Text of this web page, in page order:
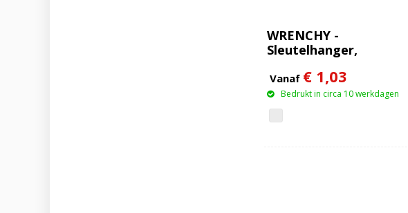
WRENCHY -
Sleutelhanger,
Vanaf € 1,03
Bedrukt in circa 10 werkdagen